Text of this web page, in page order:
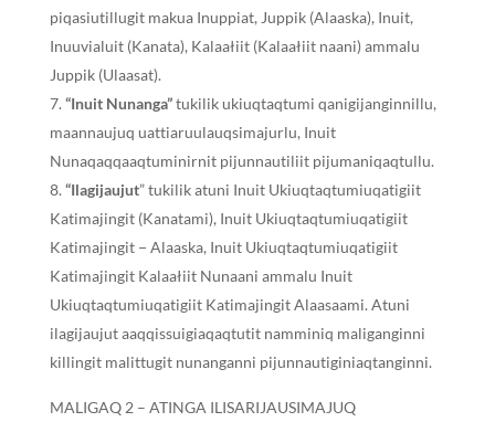
piqasiutillugit makua Inuppiat, Juppik (Alaaska), Inuit,
Inuuvialuit (Kanata), Kalaałiit (Kalaałiit naani) ammalu
Juppik (Ulaasat).
“Inuit Nunanga”tukilik ukiuqtaqtumi qanigijanginnillu,
maannaujuq uattiaruulauqsimajurlu, Inuit
Nunaqaqqaaqtuminirnit pijunnautiliit pijumaniqaqtullu.
“Ilagijaujut” tukilik atuni Inuit Ukiuqtaqtumiuqatigiit
Katimajingit (Kanatami), Inuit Ukiuqtaqtumiuqatigiit
Katimajingit − Alaaska, Inuit Ukiuqtaqtumiuqatigiit
Katimajingit Kalaałiit Nunaani ammalu Inuit
Ukiuqtaqtumiuqatigiit Katimajingit Alaasaami. Atuni
ilagijaujut aaqqissuigiaqaqtutit namminiq maliganginni
killingit malittugit nunanganni pijunnautiginiaqtanginni.
MALIGAQ 2 – ATINGA ILISARIJAUSIMAJUQ